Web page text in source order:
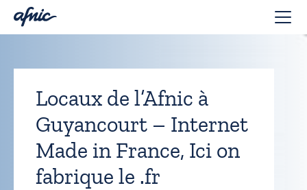
Locaux de l’Afnic à
Guyancourt – Internet
Made in France, Ici on
fabrique le .fr
Panneau de gestion des cookies